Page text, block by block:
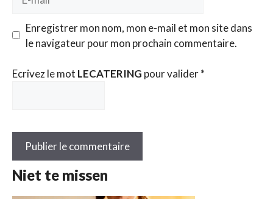
mail
Enregistrer mon nom, mon e-mail et mon site dans
le navigateur pour mon prochain commentaire.
Ecrivez le mot LECATERING pour valider*
Niet te missen